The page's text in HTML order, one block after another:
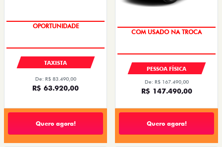
OPORTUNIDADE
TAXISTA
De: R$ 83.490,00
R$ 63.920,00
Quero agora!
OPORTUNIDADE
PESSOA FÍSICA
De: R$ 167.490,00
R$ 147.490,00
Quero agora!